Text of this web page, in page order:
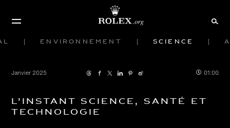
Environnement Science
Janvier 2025 01:00
L’Instant Science, Santé et
Technologie